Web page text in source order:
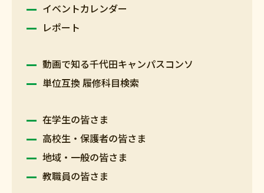
イベントカレンダー
レポート
動画で知る千代田キャンパスコンソ
単位互換 履修科目検索
在学生の皆さま
高校生・保護者の皆さま
地域・一般の皆さま
教職員の皆さま